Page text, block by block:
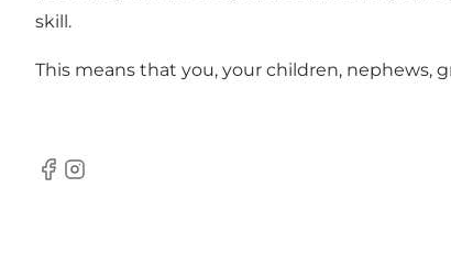
skill.
This means that you, your children, nephews,
Facebook
Instagram